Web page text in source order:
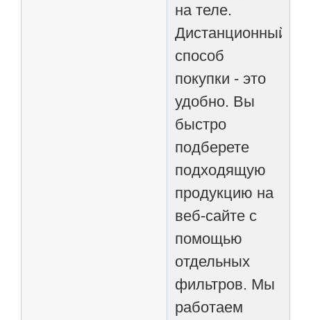
на теле.
Дистанционный
способ
покупки - это
удобно. Вы
быстро
подберете
подходящую
продукцию на
веб-сайте с
помощью
отдельных
фильтров. Мы
работаем